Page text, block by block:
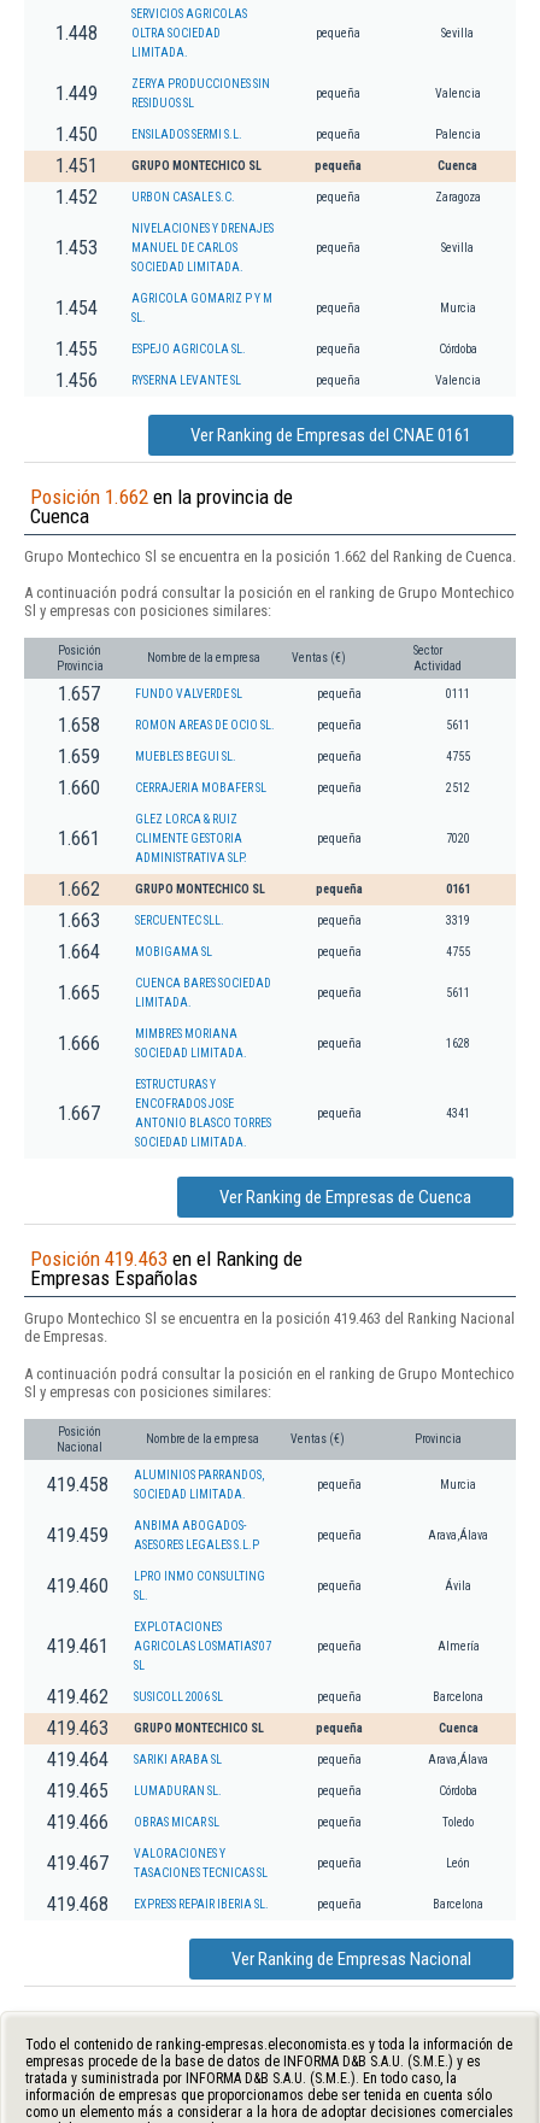
1.448
SERVICIOS AGRICOLAS
OLTRA SOCIEDAD
LIMITADA.
pequeña Sevilla
1.449
ZERYA PRODUCCIONES SIN
RESIDUOS SL
pequeña Valencia
1.450 ENSILADOS SERMI S.L. pequeña Palencia
1.451 GRUPO MONTECHICO SL pequeña Cuenca
1.452 URBON CASALE S.C. pequeña Zaragoza
1.453
NIVELACIONES Y DRENAJES
MANUEL DE CARLOS
SOCIEDAD LIMITADA.
pequeña Sevilla
1.454
AGRICOLA GOMARIZ P Y M
SL.
pequeña Murcia
1.455 ESPEJO AGRICOLA SL. pequeña Córdoba
1.456 RYSERNA LEVANTE SL pequeña Valencia
Ver Ranking de Empresas del CNAE 0161
Posición 1.662 en la provincia de
Cuenca
Grupo Montechico Sl se encuentra en la posición 1.662 del Ranking de Cuenca.
A continuación podrá consultar la posición en el ranking de Grupo Montechico
Sl y empresas con posiciones similares:
Posición
Provincia
Nombre de la empresa Ventas (€)
Sector
Actividad
1.657 FUNDO VALVERDE SL pequeña 0111
1.658 ROMON AREAS DE OCIO SL. pequeña 5611
1.659 MUEBLES BEGUI SL. pequeña 4755
1.660 CERRAJERIA MOBAFER SL pequeña 2512
1.661
GLEZ LORCA & RUIZ
CLIMENTE GESTORIA
ADMINISTRATIVA SLP.
pequeña 7020
1.662 GRUPO MONTECHICO SL pequeña 0161
1.663 SERCUENTEC SLL. pequeña 3319
1.664 MOBIGAMA SL pequeña 4755
1.665
CUENCA BARES SOCIEDAD
LIMITADA.
pequeña 5611
1.666
MIMBRES MORIANA
SOCIEDAD LIMITADA.
pequeña 1628
1.667
ESTRUCTURAS Y
ENCOFRADOS JOSE
ANTONIO BLASCO TORRES
SOCIEDAD LIMITADA.
pequeña 4341
Ver Ranking de Empresas de Cuenca
Posición 419.463 en el Ranking de
Empresas Españolas
Grupo Montechico Sl se encuentra en la posición 419.463 del Ranking Nacional
de Empresas.
A continuación podrá consultar la posición en el ranking de Grupo Montechico
Sl y empresas con posiciones similares:
Posición
Nacional
Nombre de la empresa Ventas (€) Provincia
419.458
ALUMINIOS PARRANDOS,
SOCIEDAD LIMITADA.
pequeña Murcia
419.459
ANBIMA ABOGADOS-
ASESORES LEGALES S.L.P
pequeña Arava,Álava
419.460
LPRO INMO CONSULTING
SL.
pequeña Ávila
419.461
EXPLOTACIONES
AGRICOLAS LOSMATIAS'07
SL
pequeña Almería
419.462 SUSICOLL 2006 SL pequeña Barcelona
419.463 GRUPO MONTECHICO SL pequeña Cuenca
419.464 SARIKI ARABA SL pequeña Arava,Álava
419.465 LUMADURAN SL. pequeña Córdoba
419.466 OBRAS MICAR SL pequeña Toledo
419.467
VALORACIONES Y
TASACIONES TECNICAS SL
pequeña León
419.468 EXPRESS REPAIR IBERIA SL. pequeña Barcelona
Ver Ranking de Empresas Nacional
Todo el contenido de ranking-empresas.eleconomista.es y toda la información de
empresas procede de la base de datos de INFORMA D&B S.A.U. (S.M.E.) y es
tratada y suministrada por INFORMA D&B S.A.U. (S.M.E.). En todo caso, la
información de empresas que proporcionamos debe ser tenida en cuenta sólo
como un elemento más a considerar a la hora de adoptar decisiones comerciales